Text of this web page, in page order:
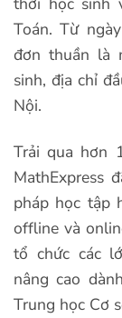
Toán. Từ
đơn thuần là
sinh, địa chỉ
Nội.
Trải qua hơn
MathExpress
pháp học tập
offline và
tổ chức các
nâng cao
Trung học Cơ